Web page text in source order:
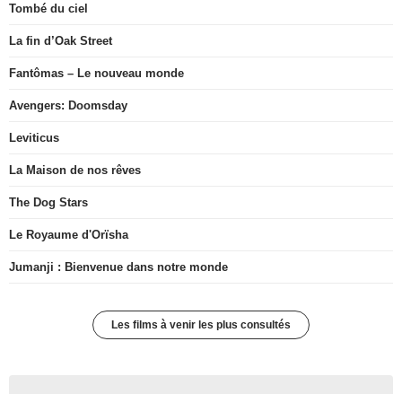
Tombé du ciel
La fin d’Oak Street
Fantômas – Le nouveau monde
Avengers: Doomsday
Leviticus
La Maison de nos rêves
The Dog Stars
Le Royaume d'Orïsha
Jumanji : Bienvenue dans notre monde
Les films à venir les plus consultés